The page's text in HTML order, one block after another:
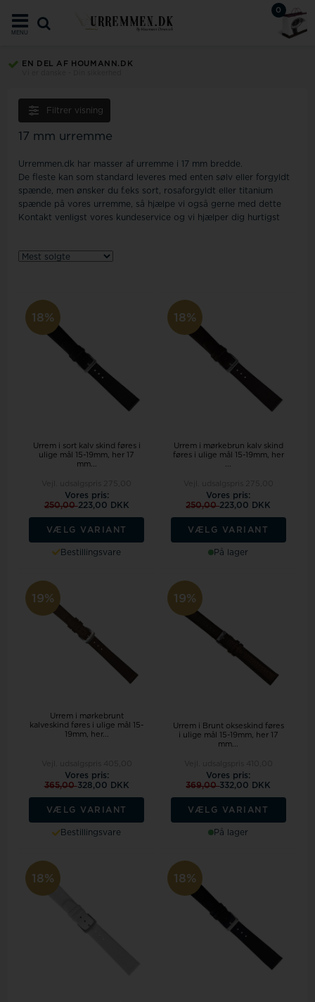
0
MENU
EN DEL AF HOUMANN.DK
Filtrer visning
17 mm urremme
Urremmen.dk har masser af urremme i 17 mm bredde.
De fleste kan som standard leveres med enten sølv eller forgyldt
spænde, men ønsker du f.eks sort, rosaforgyldt eller titanium
spænde på vores urremme, så hjælpe vi også gerne med dette
Kontakt venligst vores kundeservice og vi hjælper dig hurtigst
18%
Urrem i sort kalv skind føres i
ulige mål 15-19mm, her 17
mm...
Vores pris:
250,00223,00 DKK
VÆLG VARIANT
Bestillingsvare
18%
Urrem i mørkebrun kalv skind
føres i ulige mål 15-19mm, her
Vores pris:
250,00223,00 DKK
VÆLG VARIANT
På lager
19%
Urrem i mørkebrunt
kalveskind føres i ulige mål 15-
19mm, her...
Vores pris:
365,00328,00 DKK
VÆLG VARIANT
Bestillingsvare
19%
Urrem i Brunt okseskind føres
i ulige mål 15-19mm, her 17
mm...
Vores pris:
369,00332,00 DKK
VÆLG VARIANT
På lager
18% 18%